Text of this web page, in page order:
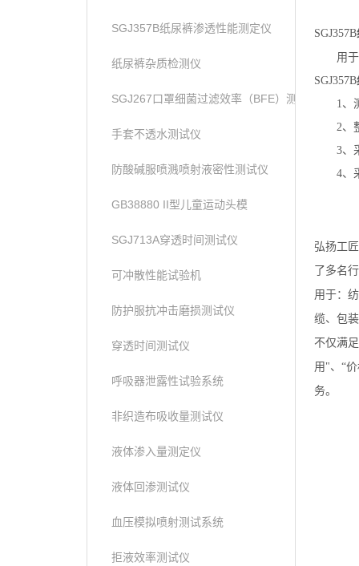
SGJ357B纸尿裤渗透性能测定仪
纸尿裤杂质检测仪
SGJ267口罩细菌过滤效率（BFE）测试仪
手套不透水测试仪
防酸碱服喷溅喷射液密性测试仪
GB38880 II型儿童运动头模
SGJ713A穿透时间测试仪
可冲散性能试验机
防护服抗冲击磨损测试仪
穿透时间测试仪
呼吸器泄露性试验系统
非织造布吸收量测试仪
液体渗入量测定仪
液体回渗测试仪
血压模拟喷射测试系统
拒液效率测试仪
SGJ357B
用
SGJ357B
1、
2、
3、
4、
弘扬工
了多名
用于：
缆、包
不仅满
用"、“
务。